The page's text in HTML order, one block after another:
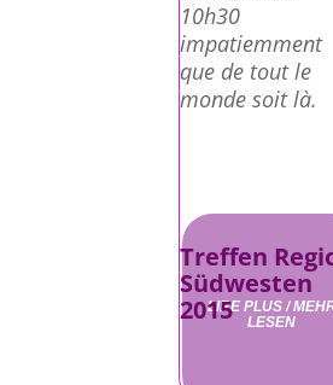
10h30
impatiemment
que de tout le
monde soit là.
LIRE PLUS /
LESEN
Treffen
Südwesten
2015